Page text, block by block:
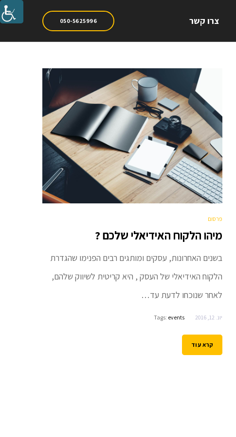
צרו קשר 050-5625996
פרסום
מיהו הלקוח האידיאלי שלכם ?
בשנים האחרונות, עסקים ומותגים רבים הפנימו שהגדרת
הלקוח האידיאלי של העסק , היא קריטית לשיווק שלהם,
לאחר שנוכחו לדעת עד…
יונ. 12, 2016 Tags: events
קרא עוד